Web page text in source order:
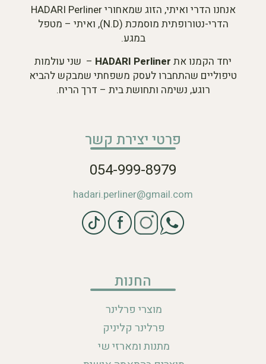
אנחנו הדרי ואיתי, הזוג שמאחורי HADARI Perliner
הדרי-נטורופתית מוסמכת (N.D), ואיתי – מטפל
במגע.
יחד הקמנו את HADARI Perliner – שני עולמות
טיפוליים שהתחברו לעסק משפחתי שמבקש להביא
רוגע, נשימה ותחושת בית – דרך הריח.
פרטי יצירת קשר
054-999-8979
hadari.perliner@gmail.com
החנות
מוצרי פרלינר
פרלינר קליניק
מתנות ומארזי שי